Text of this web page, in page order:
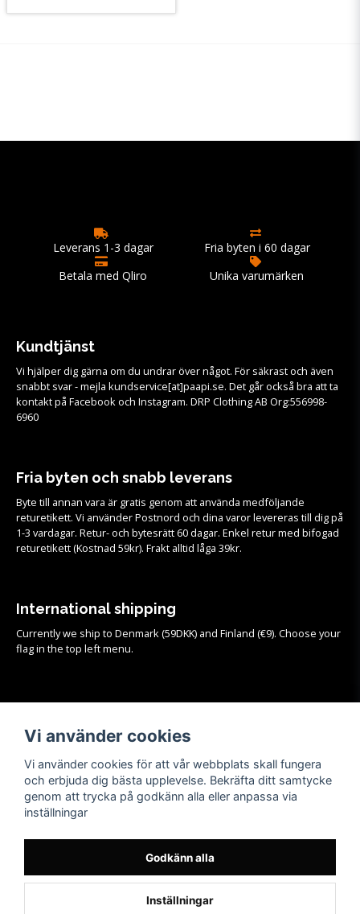
Leverans 1-3 dagar
Fria byten i 60 dagar
Betala med Qliro
Unika varumärken
Kundtjänst
Vi hjälper dig gärna om du undrar över något. För säkrast och även
snabbt svar - mejla kundservice[at]paapi.se. Det går också bra att ta
kontakt på Facebook och Instagram. DRP Clothing AB Org:556998-
6960
Fria byten och snabb leverans
Byte till annan vara är gratis genom att använda medföljande
returetikett. Vi använder Postnord och dina varor levereras till dig på
1-3 vardagar. Retur- och bytesrätt 60 dagar. Enkel retur med bifogad
returetikett (Kostnad 59kr). Frakt alltid låga 39kr.
International shipping
Currently we ship to Denmark (59DKK) and Finland (€9). Choose your
flag in the top left menu.
Se samtliga köpvillkor och mer info om frakt, retur och byten
Vi använder cookies
Vi använder cookies för att vår webbplats skall fungera
och erbjuda dig bästa upplevelse. Bekräfta ditt samtycke
genom att trycka på godkänn alla eller anpassa via
inställningar
Godkänn alla
Inställningar